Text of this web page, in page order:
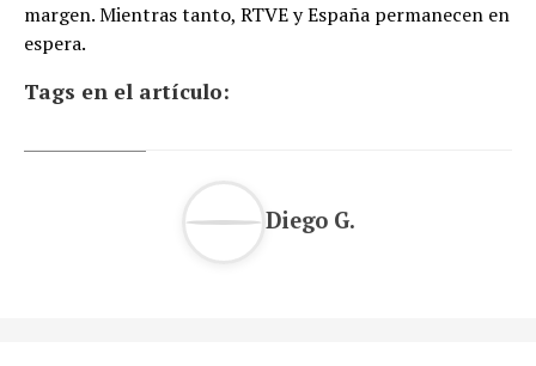
margen. Mientras tanto, RTVE y España permanecen en
espera.
Tags en el artículo:
Diego G.